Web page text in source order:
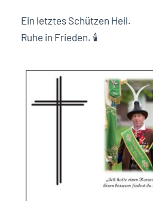
Ein letztes Schützen Heil.
Ruhe in Frieden. 🕯️